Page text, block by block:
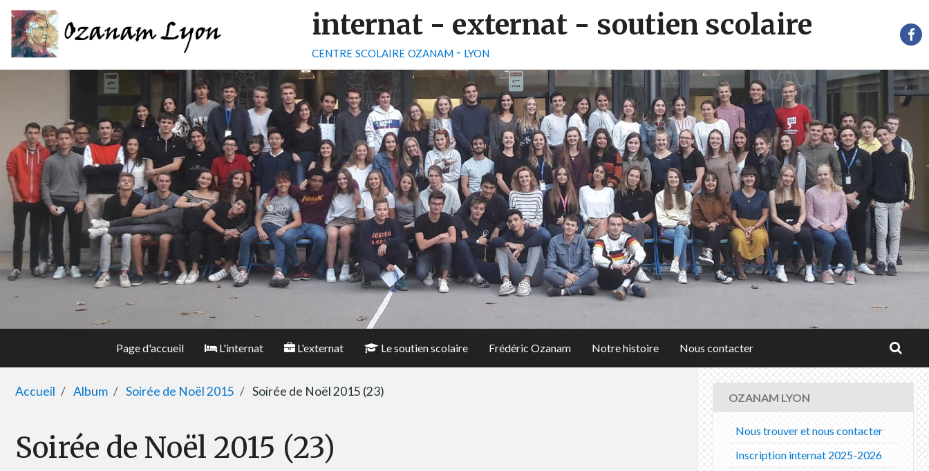
internat - externat - soutien scolaire
centre scolaire ozanam - lyon
Page d'accueil L'internat L'externat Le soutien scolaire Frédéric Ozanam Notre histoire Nous contacter
Accueil Album Soirée de Noël 2015 Soirée de Noël 2015 (23)
Soirée de Noël 2015 (23)
OZANAM LYON
Nous trouver et nous contacter
Inscription internat 2025-2026